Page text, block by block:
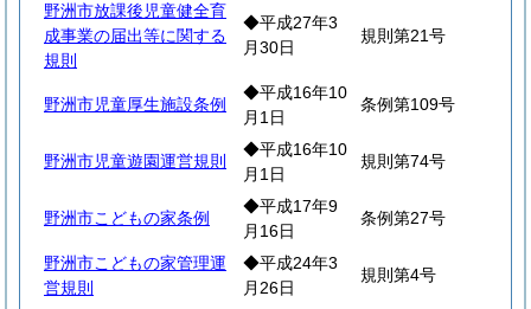
野洲市放課後児童健全育
成事業の届出等に関する
規則
◆平成27年3
月30日
規則第21号
野洲市児童厚生施設条例
◆平成16年10
月1日
条例第109号
野洲市児童遊園運営規則
◆平成16年10
月1日
規則第74号
野洲市こどもの家条例
◆平成17年9
月16日
条例第27号
野洲市こどもの家管理運
営規則
◆平成24年3
月26日
規則第4号